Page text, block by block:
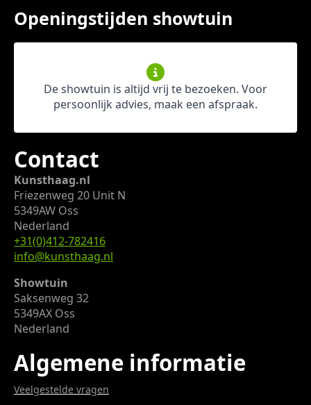
Openingstijden showtuin
De showtuin is altijd vrij te bezoeken. Voor
persoonlijk advies, maak een afspraak.
Contact
Kunsthaag.nl
Friezenweg 20 Unit N
5349AW Oss
Nederland
+31(0)412-782416
info@kunsthaag.nl
Showtuin
Saksenweg 32
5349AX Oss
Nederland
Algemene informatie
Veelgestelde vragen